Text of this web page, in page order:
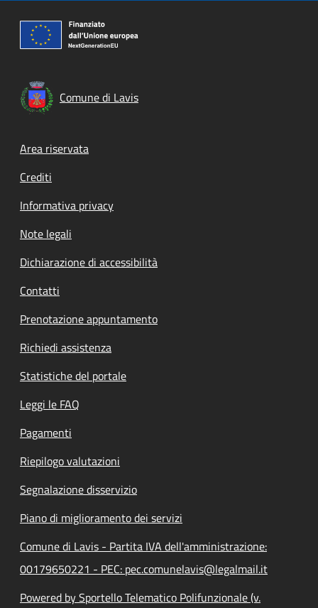
Comune di Lavis
Footer menu
Area riservata
Crediti
Informativa privacy
Note legali
Dichiarazione di accessibilità
Contatti
Prenotazione appuntamento
Richiedi assistenza
Statistiche del portale
Leggi le FAQ
Pagamenti
Riepilogo valutazioni
Segnalazione disservizio
Piano di miglioramento dei servizi
Comune di Lavis - Partita IVA dell'amministrazione:
00179650221 - PEC: pec.comunelavis@legalmail.it
Powered by Sportello Telematico Polifunzionale (v.